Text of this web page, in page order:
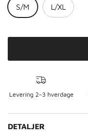
S/M L/XL
Levering 2–3 hverdage
DETALJER